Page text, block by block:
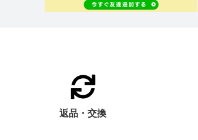
返品・交換